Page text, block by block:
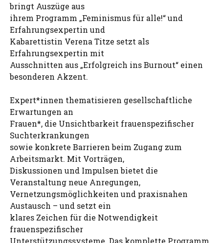
bringt Auszüge aus
ihrem Programm „Feminismus für alle!“ und
Erfahrungsexpertin und
Kabarettistin Verena Titze setzt als
Erfahrungsexpertin mit
Ausschnitten aus „Erfolgreich ins Burnout“ einen
besonderen Akzent.
Expert*innen thematisieren gesellschaftliche
Erwartungen an
Frauen*, die Unsichtbarkeit frauenspezifischer
Suchterkrankungen
sowie konkrete Barrieren beim Zugang zum
Arbeitsmarkt. Mit Vorträgen,
Diskussionen und Impulsen bietet die
Veranstaltung neue Anregungen,
Vernetzungsmöglichkeiten und praxisnahen
Austausch – und setzt ein
klares Zeichen für die Notwendigkeit
frauenspezifischer
Unterstützungssysteme. Das komplette Programm